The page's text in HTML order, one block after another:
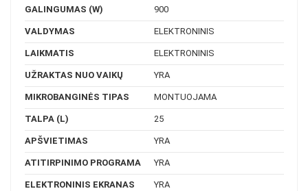
GALINGUMAS (W) 900
VALDYMAS ELEKTRONINIS
LAIKMATIS ELEKTRONINIS
UŽRAKTAS NUO VAIKŲ YRA
MIKROBANGINĖS TIPAS MONTUOJAMA
TALPA (L) 25
APŠVIETIMAS YRA
ATITIRPINIMO PROGRAMA YRA
ELEKTRONINIS EKRANAS YRA